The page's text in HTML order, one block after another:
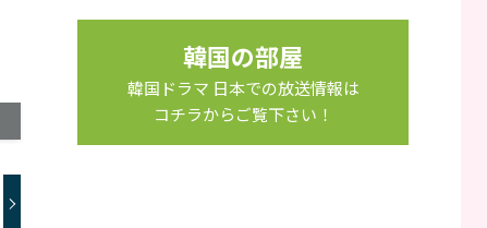
韓国の部屋
韓国ドラマ 日本での放送情報は
コチラからご覧下さい！